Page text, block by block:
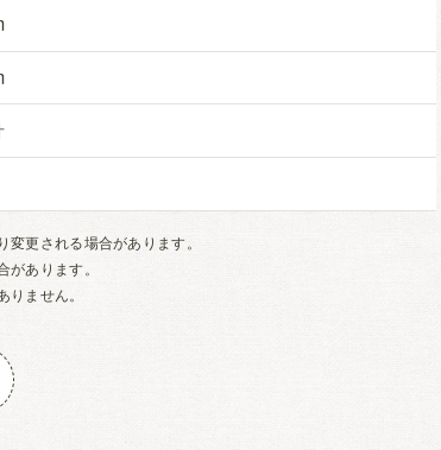
更される場合があります。
あります。
ません。